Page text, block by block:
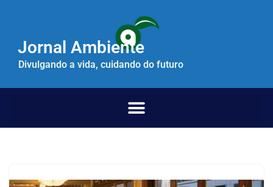
paraJornal Ambiente
Divulgando a vida, cuidando do futuro